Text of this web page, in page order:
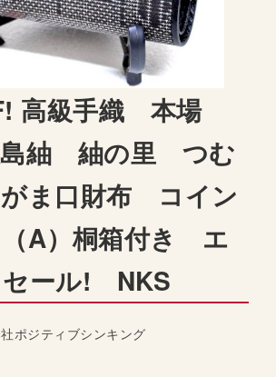
高級手織 本場
紬 紬の里 つむ
ま口財布 コイン
A）桐箱付き エ
セール! NKS
ポジティブシンキング